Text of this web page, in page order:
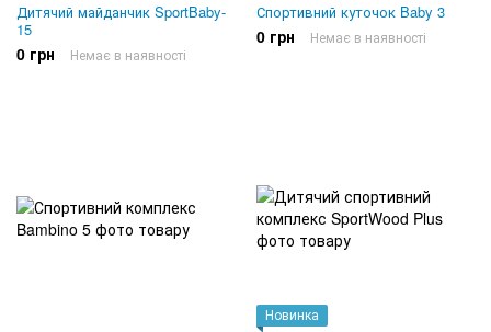
Дитячий майданчик SportBaby-
15
0 грн Немає в наявності
Спортивний куточок Baby 3
0 грн Немає в наявності
Новинка